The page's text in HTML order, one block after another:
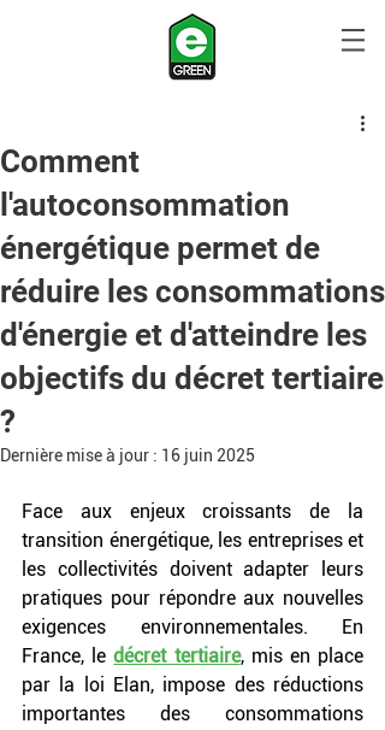
Comment
l'autoconsommation
énergétique permet de
réduire les consommations
d'énergie et d'atteindre les
objectifs du décret tertiaire
?
Dernière mise à jour : 16 juin 2025
Face aux enjeux croissants de la
transition énergétique, les entreprises et
les collectivités doivent adapter leurs
pratiques pour répondre aux nouvelles
exigences environnementales. En
France, le décret tertiaire, mis en place
par la loi Elan, impose des réductions
importantes des consommations